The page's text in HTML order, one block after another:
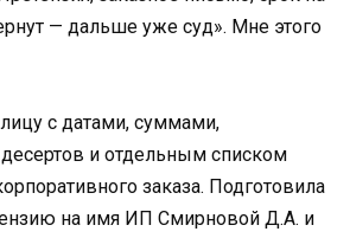
— дальше уже суд». Мне этого
с датами, суммами,
и отдельным списком
заказа. Подготовила
на имя ИП Смирновой Д.А. и